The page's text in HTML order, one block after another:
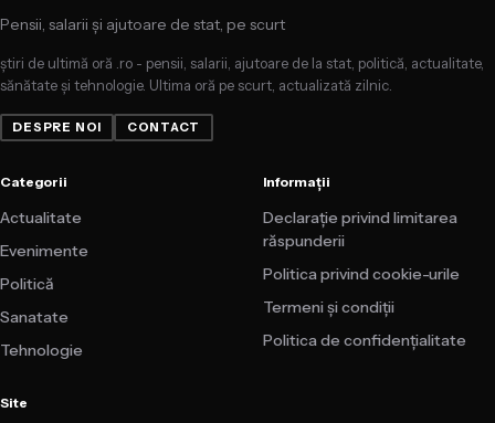
Pensii, salarii și ajutoare de stat, pe scurt
știri de ultimă oră .ro - pensii, salarii, ajutoare de la stat, politică, actualitate,
sănătate și tehnologie. Ultima oră pe scurt, actualizată zilnic.
DESPRE NOI CONTACT
Categorii
Actualitate
Evenimente
Politică
Sanatate
Tehnologie
Informații
Declarație privind limitarea
răspunderii
Politica privind cookie-urile
Termeni și condiții
Politica de confidențialitate
Site